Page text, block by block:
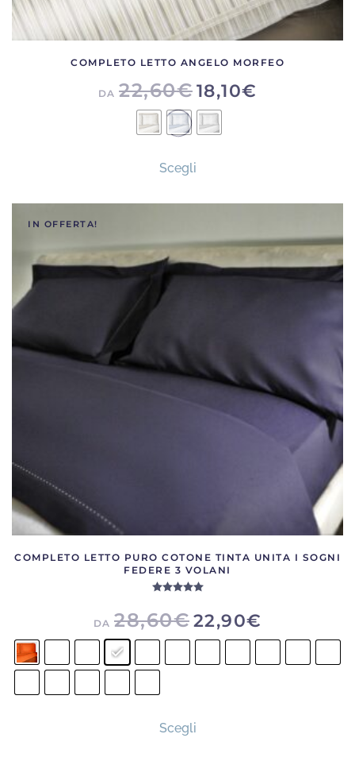
COMPLETO LETTO ANGELO MORFEO
DA 22,60€18,10€
Scegliprodotto
varianti.
Le
nella
IN OFFERTA!
COMPLETO LETTO PURO COTONE TINTA UNITA I SOGNI
FEDERE 3 VOLANI
Valutato
DA 28,60€22,90€
Scegliprodotto